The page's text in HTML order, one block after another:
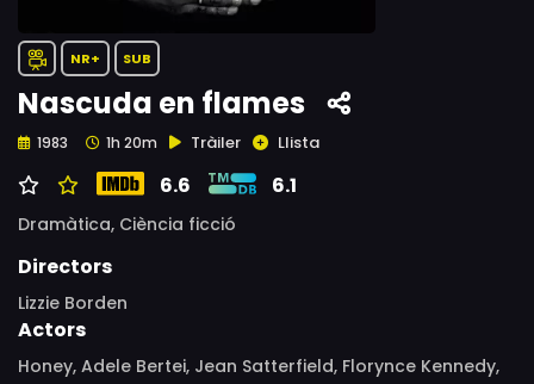
NR+ SUB
Nascuda en flames
1983 1h 20m Tràiler Llista
6.6 6.1
Dramàtica, Ciència ficció
Directors
Lizzie Borden
Actors
Honey, Adele Bertei, Jean Satterfield, Florynce Kennedy,